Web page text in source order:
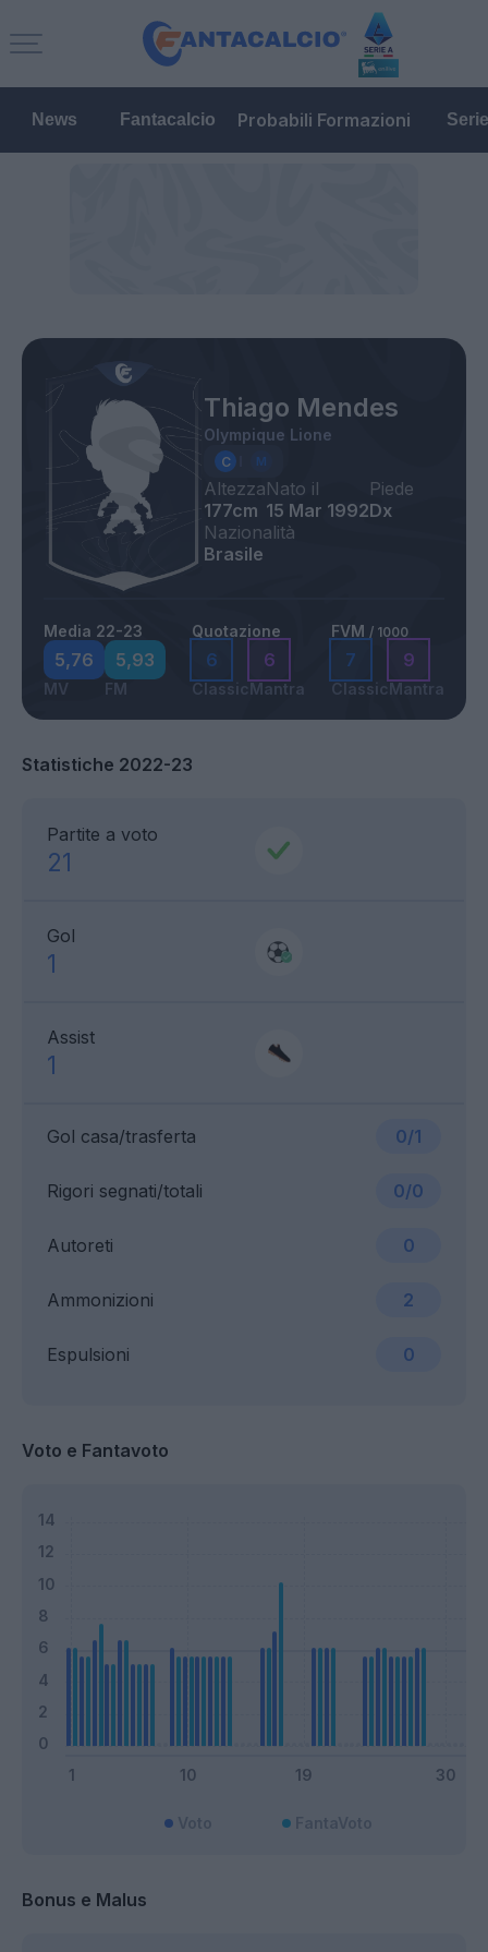
News Fantacalcio Probabili Formazioni
Thiago Mendes
Olympique Lione
Altezza
177cm
Nato il
15 Mar 1992
Piede
Dx
Nazionalità
Brasile
Media 22-23
5,76
MV
5,93
FM
Quotazione
6
Classic
6
Mantra
FVM / 1000
7
Classic
9
Mantra
Statistiche 2022-23
Partite a voto
21
Gol
1
Assist
1
Gol casa/trasferta 0/1
Ammonizioni 2
Rigori segnati/totali 0/0
Espulsioni 0
Autoreti 0
Voto e Fantavoto
Bonus e Malus